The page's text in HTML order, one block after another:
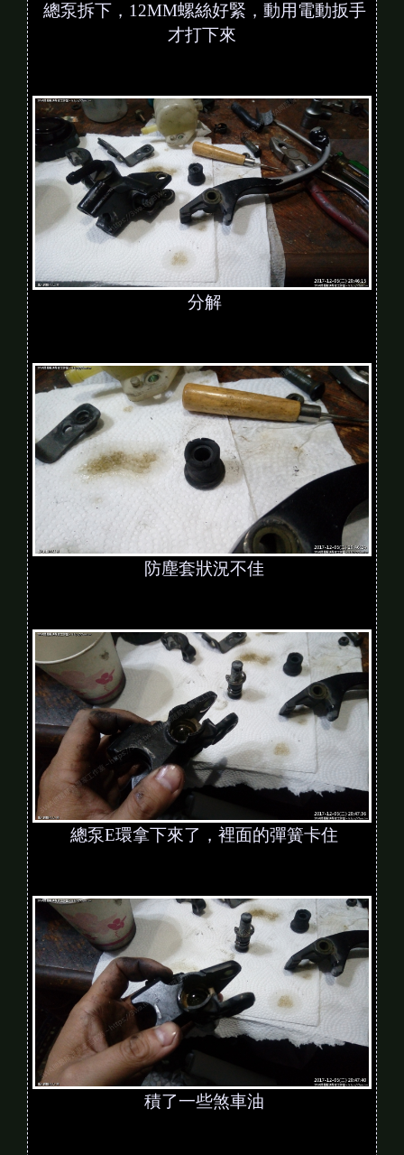
總泵拆下，12MM螺絲好緊，動用電動扳手
才打下來
分解
防塵套狀況不佳
總泵E環拿下來了，裡面的彈簧卡住
積了一些煞車油